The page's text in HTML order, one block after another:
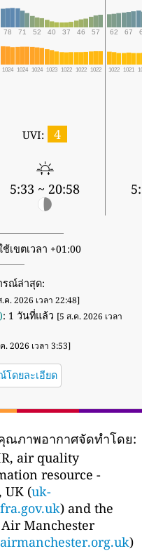
78 71 52 40 37 46 57 62 67
1024 1024 1024 1023 1022 1022 1022 1022 1021
UVI: 4
5:33 ~ 20:58
เขตเวลา +01:00
รณ์ล่าสุด:
.ค. 2026 เวลา 22:48]
: 1 วันที่แล้ว [5 ส.ค. 2026 เวลา
. 2026 เวลา 3:53]
โดยละเอียด
ณภาพอากาศจัดทำโดย:
air quality
resource -
UK (uk-
) and the
Manchester
)